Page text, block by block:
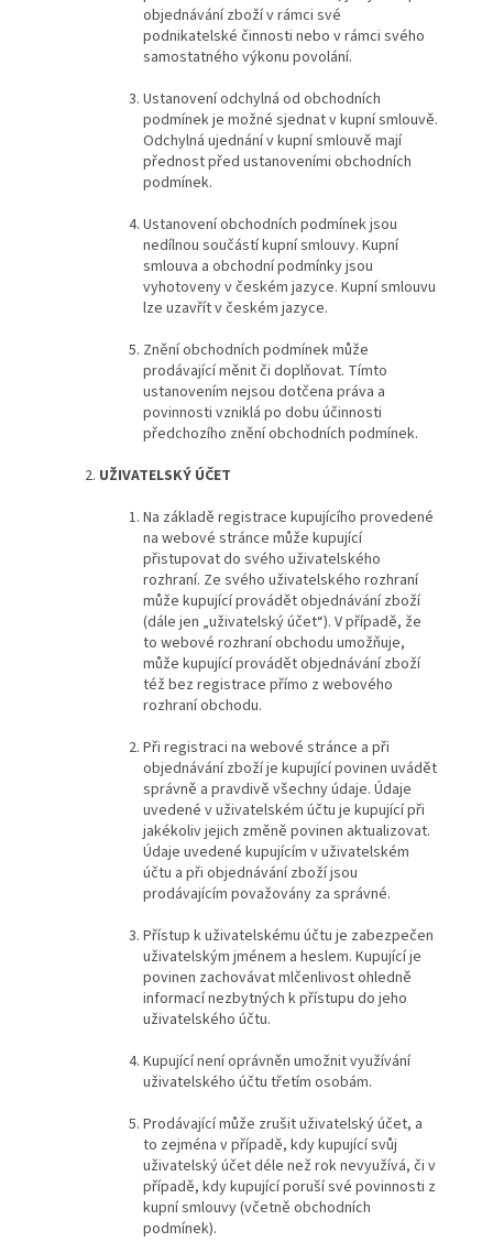
objednávání zboží v rámci své
podnikatelské činnosti nebo v rámci svého
samostatného výkonu povolání.
Ustanovení odchylná od obchodních
podmínek je možné sjednat v kupní smlouvě.
Odchylná ujednání v kupní smlouvě mají
přednost před ustanoveními obchodních
podmínek.
Ustanovení obchodních podmínek jsou
nedílnou součástí kupní smlouvy. Kupní
smlouva a obchodní podmínky jsou
vyhotoveny v českém jazyce. Kupní smlouvu
lze uzavřít v českém jazyce.
Znění obchodních podmínek může
prodávající měnit či doplňovat. Tímto
ustanovením nejsou dotčena práva a
povinnosti vzniklá po dobu účinnosti
předchozího znění obchodních podmínek.
UŽIVATELSKÝ ÚČET
Na základě registrace kupujícího provedené
na webové stránce může kupující
přistupovat do svého uživatelského
rozhraní. Ze svého uživatelského rozhraní
může kupující provádět objednávání zboží
(dále jen „uživatelský účet“). V případě, že
to webové rozhraní obchodu umožňuje,
může kupující provádět objednávání zboží
též bez registrace přímo z webového
rozhraní obchodu.
Při registraci na webové stránce a při
objednávání zboží je kupující povinen uvádět
správně a pravdivě všechny údaje. Údaje
uvedené v uživatelském účtu je kupující při
jakékoliv jejich změně povinen aktualizovat.
Údaje uvedené kupujícím v uživatelském
účtu a při objednávání zboží jsou
prodávajícím považovány za správné.
Přístup k uživatelskému účtu je zabezpečen
uživatelským jménem a heslem. Kupující je
povinen zachovávat mlčenlivost ohledně
informací nezbytných k přístupu do jeho
uživatelského účtu.
Kupující není oprávněn umožnit využívání
uživatelského účtu třetím osobám.
Prodávající může zrušit uživatelský účet, a
to zejména v případě, kdy kupující svůj
uživatelský účet déle než rok nevyužívá, či v
případě, kdy kupující poruší své povinnosti z
kupní smlouvy (včetně obchodních
podmínek).